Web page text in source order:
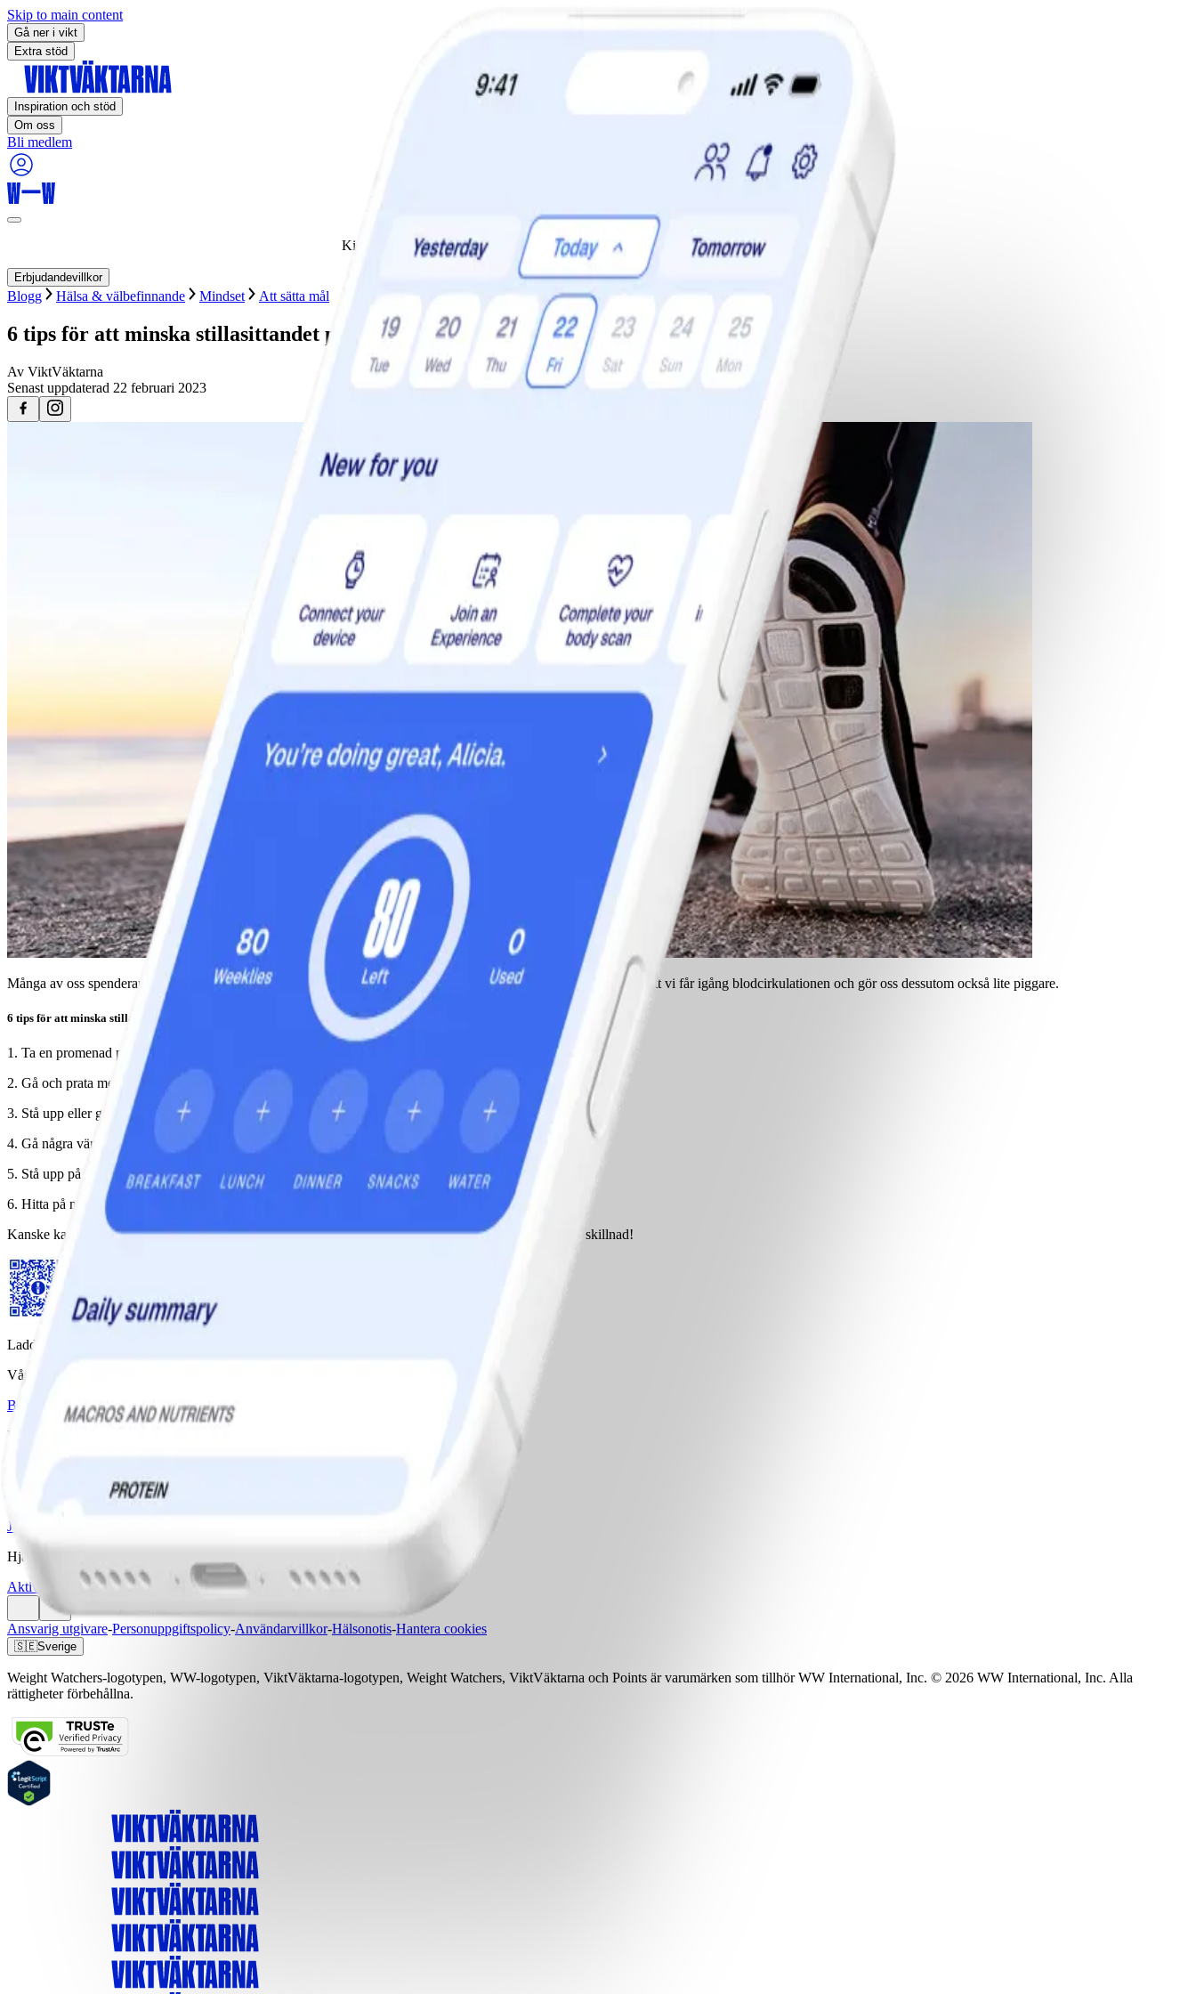
Skip to main content
Gå ner i vikt
Extra stöd
Inspiration och stöd
Om oss
Bli medlem
Kickstarta din viktminskningsresa nu! Spara 50% när du tecknar 12 månaders medlemskap.
Erbjudandevillkor
Blogg Hälsa & välbefinnande Mindset Att sätta mål
6 tips för att minska stillasittandet på jobbet
Av ViktVäktarna
Senast uppdaterad 22 februari 2023
Många av oss spenderar stor del av den vakna tiden sittandes. Att ta små korta pauser som bryter stillasittandet gör att vi får igång blodcirkulationen och gör oss dessutom också lite piggare.
6 tips för att minska stillasittandet på jobbet:
1. Ta en promenad på lunchen.
2. Gå och prata med din kollega istället för att maila
3. Stå upp eller gå när du pratar i telefon
4. Gå några vändor upp och ner i trapporna om du har några
5. Stå upp på kortare möten – bra för både dig och dina kollegor.
6. Hitta på några enkla övningar för lite pausgymnastik, tex några benböj.
Kanske kan du dessutom inspirera dina kollegor att göra samma sak? Testa och se om ni märker någon skillnad!
Ladda ner WW-appen
Våra program
Bas
Bas+ Klimakteriet GLP-1 StödDiabetesstöd
Priser & Erbjudanden
Jobba med oss
Hjälp
Aktivera kod
Hitta workshop
Ansvarig utgivare-Personuppgiftspolicy-Användarvillkor-Hälsonotis-Hantera cookies
🇸🇪Sverige
Weight Watchers-logotypen, WW-logotypen, ViktVäktarna-logotypen, Weight Watchers, ViktVäktarna och Points är varumärken som tillhör WW International, Inc. © 2026 WW International, Inc. Alla
rättigheter förbehållna.